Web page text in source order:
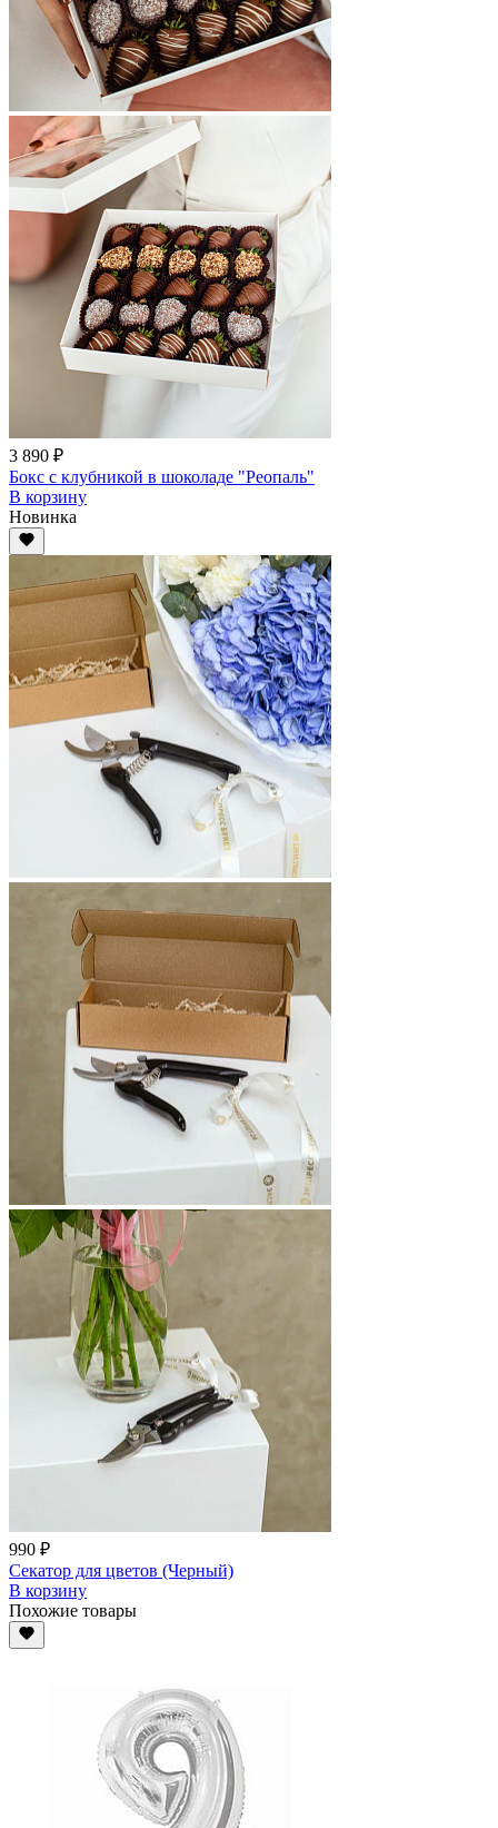
3 890 ₽
Бокс с клубникой в шоколаде "Реопаль"
В корзину
Новинка
990 ₽
Секатор для цветов (Черный)
В корзину
Похожие товары